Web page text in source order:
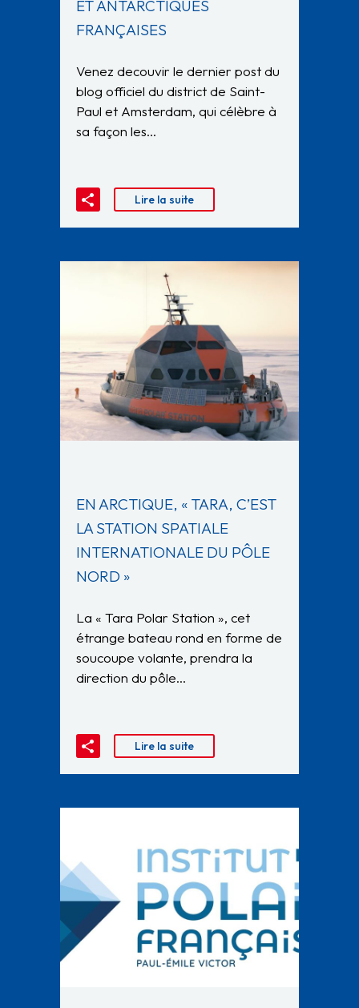
ET ANTARCTIQUES
FRANÇAISES
Venez decouvir le dernier post du
blog officiel du district de Saint-
Paul et Amsterdam, qui célèbre à
sa façon les…
Lire la suite
EN ARCTIQUE, « TARA, C’EST
LA STATION SPATIALE
INTERNATIONALE DU PÔLE
NORD »
La « Tara Polar Station », cet
étrange bateau rond en forme de
soucoupe volante, prendra la
direction du pôle…
Lire la suite